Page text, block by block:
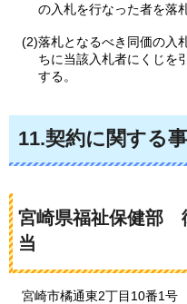
の入札を行なった者を落
(2)落札となるべき同価の入
ちに当該入札者にくじを
する。
11.契約に関する
宮崎県福祉保健部
当
宮崎市橘通東2丁目10番1号